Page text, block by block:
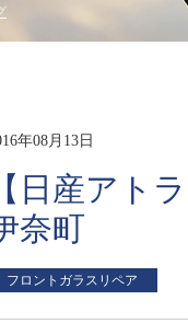
年08月13日
【日産アト
奈町
フロントガラスリペア